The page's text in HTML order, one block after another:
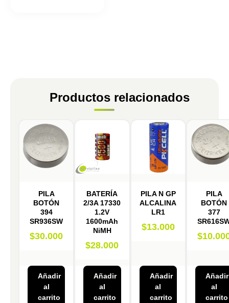
Productos relacionados
PILA
BOTÓN
394
SR936SW
$30.000
Añadir
al
carrito
BATERÍA
2/3A 17330
1.2V
1600mAh
NiMH
$28.000
Añadir
al
carrito
PILA N GP
ALCALINA
LR1
$13.000
Añadir
al
carrito
PILA
BOTÓN
377
$
Añadir
al
carrito